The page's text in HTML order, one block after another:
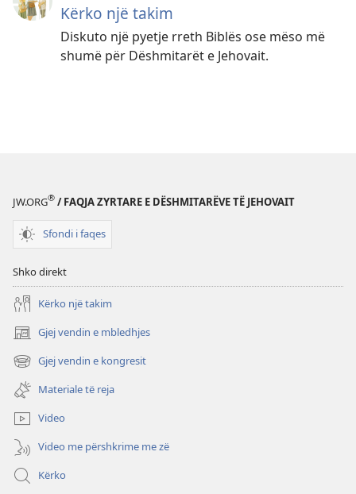
Kërko një takim
Diskuto një pyetje rreth Biblës ose mëso më
shumë për Dëshmitarët e Jehovait.
JW.ORG® / FAQJA ZYRTARE E DËSHMITARËVE TË JEHOVAIT
Sfondi i faqes
Shko direkt
Kërko një takim
Gjej vendin e mbledhjes
(hap
dritare
të
re)
Gjej vendin e kongresit
(hap
dritare
të
re)
Materiale të reja
Video
Video me përshkrime me zë
Kërko